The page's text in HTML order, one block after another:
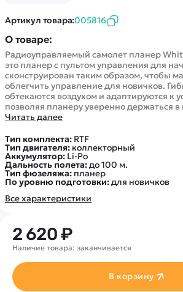
Артикул товара:005816
О товаре:
Радиоуправляемый самолет планер
это планер с пультом управления для
сконструирован таким образом, чтобы
облегчить управление для новичков.
обтекаются воздухом и адаптируются к
позволяя планеру уверенно держаться в
Читать далее
Тип комплекта: RTF
Тип двигателя: коллекторный
Аккумулятор: Li-Po
Дальность полета:до 100 м.
Тип фюзеляжа: планер
По уровню подготовки:для новичков
Все характеристики
2 620 ₽
Наличие товара: заканчивается
В корзину
Катера
Роботы
Самолеты
Сборные модели
Детские электромобили
Спецтехника
Железные дороги
Конструкторы
Запчасти для моделей
Статьи про беспилотники
Обзор квадрокоптеров
Аренда Квадрокоптеров
Покупка в кредит
Оплата и доставка
Помощь
Отследить заказ
Оплата на сайте